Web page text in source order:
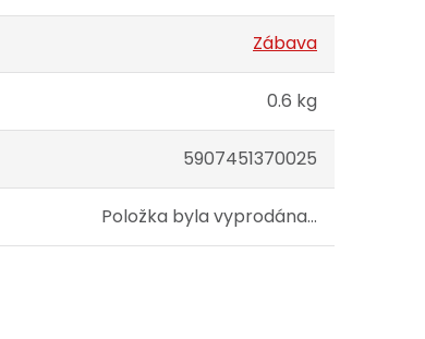
Zábava
0.6 kg
5907451370025
Položka byla vyprodána…